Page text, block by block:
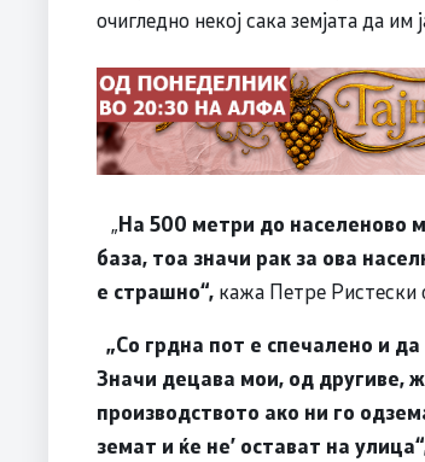
очигледно некој сака земјата да им
„На 500 метри до населеново
база, тоа значи рак за ова
е страшно“, кажа Петре Ристески
„Со грдна пот е спечалено и
Значи децава мои, од другиве,
производството ако ни го
земат и ќе не’ остават на